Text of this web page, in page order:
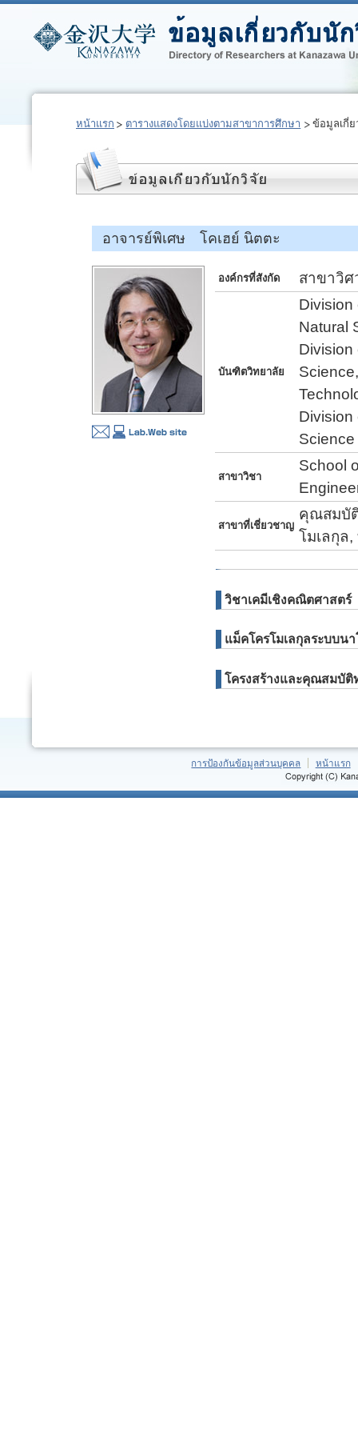
หน้าแรก ตารางแสดงโดยแบ่งตามสาขาการศึกษา ข้อมูลเกี่
อาจารย์พิเศษ โคเฮย์ นิตตะ
องค์กรที่สังกัด สาขาวิศ
บันฑิตวิทยาลัย
Division
Natural
Division
Division
สาขาวิชา
School
สาขาที่เชี่ยวชาญ
คุณสมบัติ
โมเลกุล
วิชาเคมีเชิงคณิตศาสตร์
แม็คโครโมเลกุลระบบน
โครงสร้างและคุณสมบัติ
การป้องกันข้อมูลส่วนบุคคล หน้าแรก